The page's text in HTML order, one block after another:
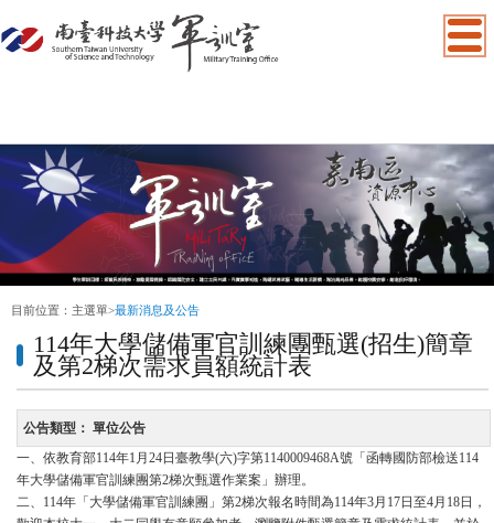
目前位置： 主選單>最新消息及公告
114年大學儲備軍官訓練團甄選(招生)簡章
及第2梯次需求員額統計表
公告類型： 單位公告
一、依教育部114年1月24日臺教學(六)字第1140009468A號「函轉國防部檢送114
年大學儲備軍官訓練團第2梯次甄選作業案」辦理。
二、114年「大學儲備軍官訓練團」第2梯次報名時間為114年3月17日至4月18日，